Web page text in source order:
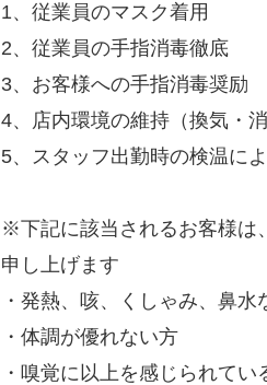
1、従業員のマスク着用
2、従業員の手指消毒徹底
3、お客様への手指消毒奨励
4、店内環境の維持（換気・
5、スタッフ出勤時の検温に
※下記に該当されるお客様は
申し上げます
・発熱、咳、くしゃみ、鼻
・体調が優れない方
・嗅覚に以上を感じられてい